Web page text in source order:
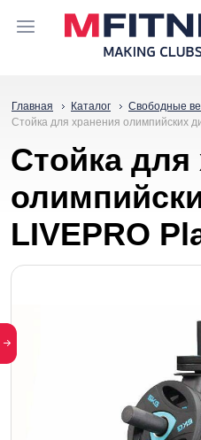
Главная Каталог Свободные
Стойка для хранения олимпийских
Стойка для
LIVEPRO